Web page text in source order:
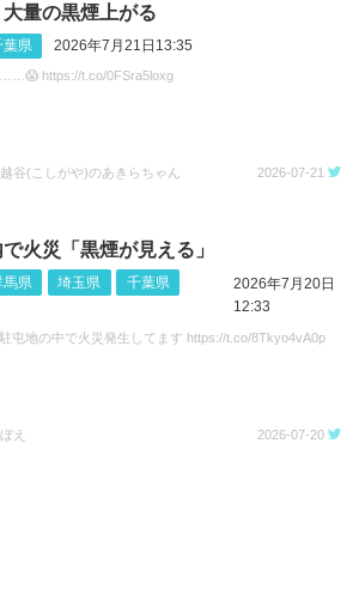
量の黒煙上がる
葉県 2026年7月21日13:35
https://t.co/0FSra5loxg
越谷(こしがや)のあきらちゃん 2026-07-21
火災「黒煙が見える」
馬県 埼玉県
千葉県
2026年7月20日
12:33
屯地の中で火災発生してます https://t.co/8Tkyo4vA0p
ぼえ 2026-07-20